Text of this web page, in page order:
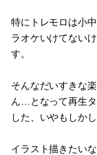
特にトレモロは小
ラオケいけてない
す。
そんなだいすきな
ん…となって再生
した、いやもしか
イラスト描きたい